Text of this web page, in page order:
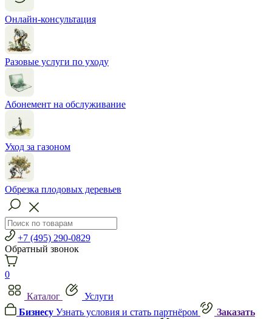
Онлайн-консультация
Разовые услуги по уходу
Абонемент на обслуживание
Уход за газоном
Обрезка плодовых деревьев
+7 (495) 290-0829
Обратный звонок
0
Каталог
Услуги
Бизнесу Узнать условия и стать партнёром
Заказать